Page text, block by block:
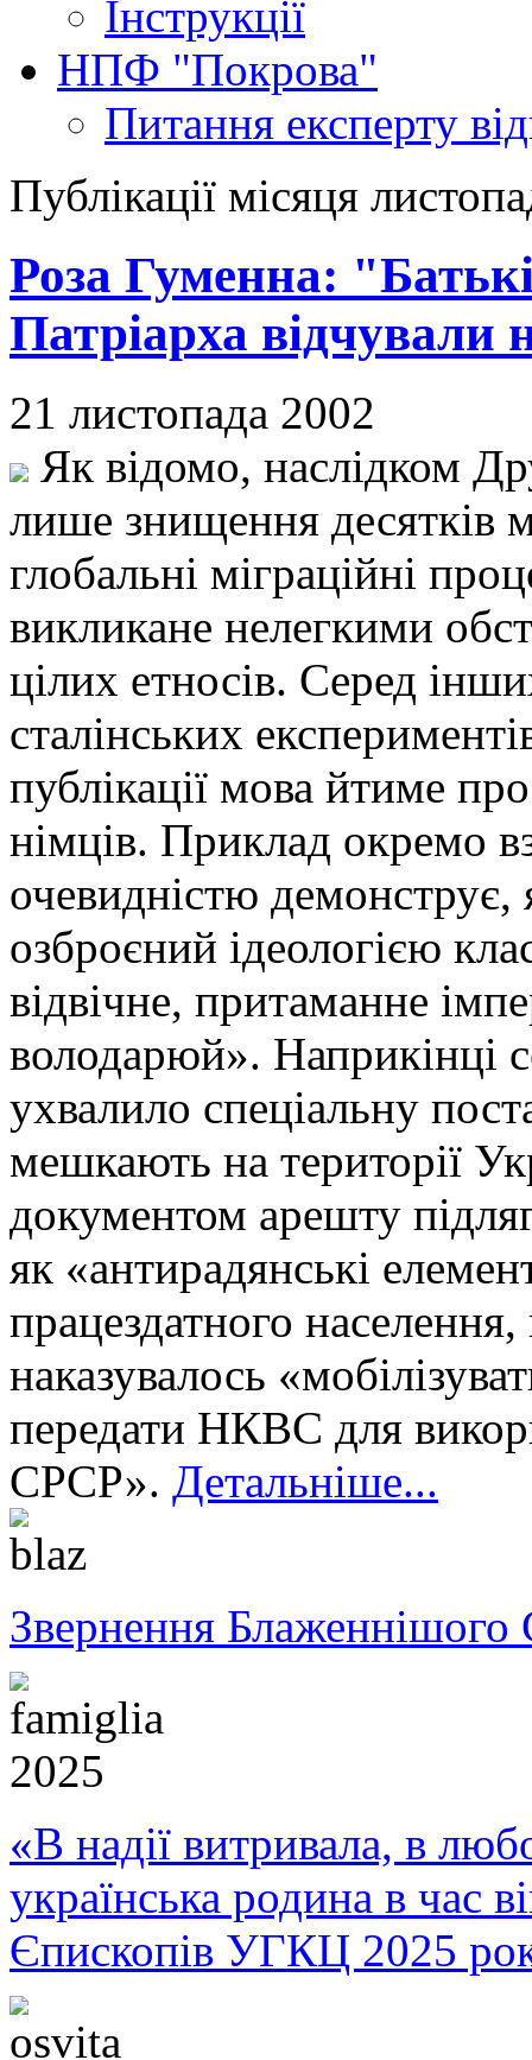
Інструкції
НПФ "Покрова"
Питання експерту
Публікації місяця
Роза Гуменна:
Патріарха відчували
21 листопада 2002
Як відомо, наслідком
лише знищення десятків
глобальні міграційні
викликане нелегкими
цілих етносів. Серед
сталінських
публікації мова йтиме
німців. Приклад окремо
очевидністю
озброєний ідеологією
відвічне, притаманне
володарюй».
ухвалило спеціальну
мешкають на території
документом арешту
як «антирадянські
працездатного
наказувалось
передати НКВС для
СРСР». Детальніше...
Звернення Блаженнішого
«В надії витривала, в
українська родина в час
Єпископів УГКЦ 2025